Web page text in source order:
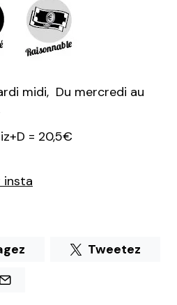
midi, Du mercredi au
= 20,5€
insta
Tweetez